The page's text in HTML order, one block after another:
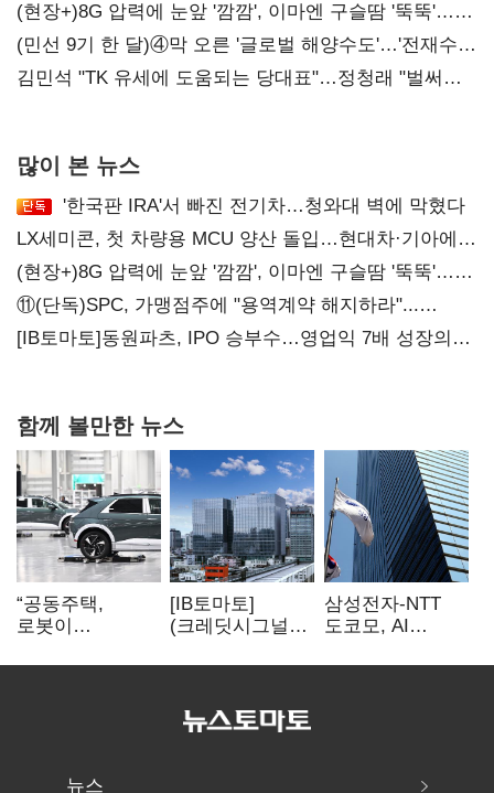
압박 시사
(현장+)8G 압력에 눈앞 '깜깜', 이마엔 구슬땀 '뚝뚝'…
화려한 에어쇼 뒤 땀방울
(민선 9기 한 달)④막 오른 '글로벌 해양수도'…'전재수
리더십' 시험대
김민석 "TK 유세에 도움되는 당대표"…정청래 "벌써
많이 본 뉴스
'한국판 IRA'서 빠진 전기차…청와대 벽에 막혔다
LX세미콘, 첫 차량용 MCU 양산 돌입…현대차·기아에
공급
(현장+)8G 압력에 눈앞 '깜깜', 이마엔 구슬땀 '뚝뚝'…
화려한 에어쇼 뒤 땀방울
⑪(단독)SPC, 가맹점주에 "용역계약 해지하라"...
내팽개친 '사회적합의'
[IB토마토]동원파츠, IPO 승부수…영업익 7배 성장의
함께 볼만한 뉴스
“공동주택,
로봇이
현대차그룹의
[IB토마토]
(크레딧시그널)
반등에도
순차입금 2조
삼성전자-NTT
도코모, AI
최적화 기술 검증
뉴스